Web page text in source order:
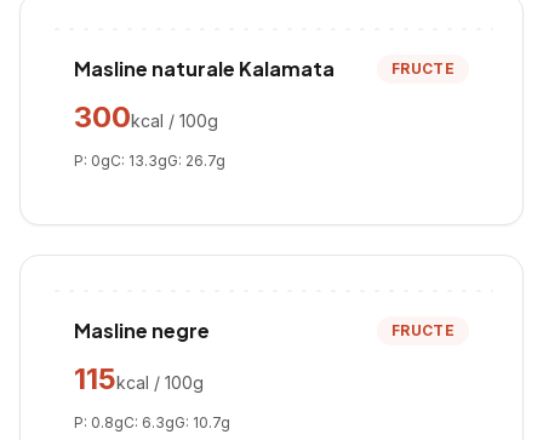
Masline naturale Kalamata FRUCTE
300kcal / 100g
P: 0gC: 13.3gG: 26.7g
Masline negre FRUCTE
115kcal / 100g
P: 0.8gC: 6.3gG: 10.7g